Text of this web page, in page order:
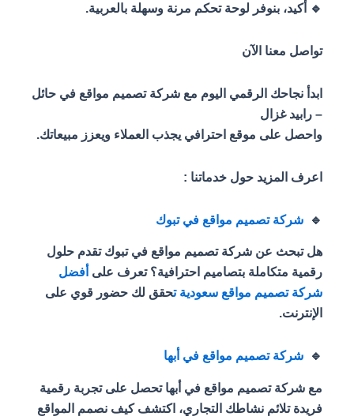
🔹 أكيد، بنوفر لوحة تحكم مرنة وسهلة بالعربية.
تواصل معنا الآن
ابدأ نجاحك الرقمي اليوم مع شركة تصميم مواقع في حائل
– رابيد غزال
واحصل على موقع احترافي يجذب العملاء ويعزز مبيعاتك.
اعرف المزيد حول خدماتنا :
🔹 شركة تصميم مواقع في تبوك
هل تبحث عن شركة تصميم مواقع في تبوك تقدم حلول
رقمية متكاملة بتصاميم احترافية؟ تعرف على أفضل
شركة تصميم مواقع سعودية تحقق لك حضور قوي على
الإنترنت.
🔹 شركة تصميم مواقع في أبها
مع شركة تصميم مواقع في أبها تحصل على تجربة رقمية
فريدة تلائم نشاطك التجاري، اكتشف كيف نصمم المواقع